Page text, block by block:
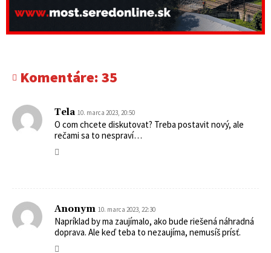
Komentáre:35
Tela 10. marca 2023, 20:50
O com chcete diskutovat? Treba postavit nový, ale
rečami sa to nespraví…
Anonym 10. marca 2023, 22:30
Napríklad by ma zaujímalo, ako bude riešená náhradná
doprava. Ale keď teba to nezaujíma, nemusíš prísť.